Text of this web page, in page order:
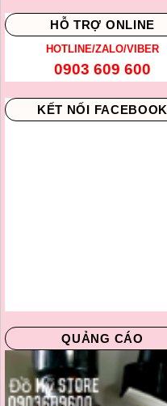
HỖ TRỢ ONLINE
HOTLINE/ZALO/VIBER
0903 609 600
KẾT NỐI FACEBOOK
QUẢNG CÁO